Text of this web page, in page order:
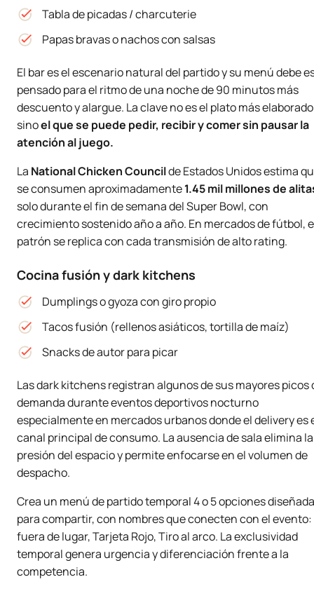
Tabla de picadas / charcuterie
Papas bravas o nachos con salsas
El bar es el escenario natural del partido y su menú debe
pensado para el ritmo de una noche de 90 minutos más
descuento y alargue. La clave no es el plato más elaborado
sinoel que se puede pedir, recibir y comer sin pausar la
atención al juego.
La National Chicken Councilde Estados Unidos estima
se consumen aproximadamente1.45 mil millones de
solo durante el fin de semana del Super Bowl, con
crecimiento sostenido año a año. En mercados de fútbol,
patrón se replica con cada transmisión de alto rating.
Cocina fusión y dark kitchens
Dumplings o gyoza con giro propio
Tacos fusión (rellenos asiáticos, tortilla de maíz)
Snacks de autor para picar
Las dark kitchens registran algunos de sus mayores picos
demanda durante eventos deportivos nocturno
especialmente en mercados urbanos donde el delivery es
canal principal de consumo. La ausencia de sala elimina la
presión del espacio y permite enfocarse en el volumen de
despacho.
Crea un menú de partido temporal 4 o 5 opciones
para compartir, con nombres que conecten con el evento:
fuera de lugar, Tarjeta Rojo, Tiro al arco. La exclusividad
temporal genera urgencia y diferenciación frente a la
competencia.